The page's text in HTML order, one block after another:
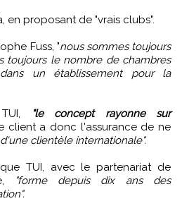
en proposant de "vrais clubs".
Fuss, "nous sommes toujours
toujours le nombre de chambres
un établissement pour la
"le concept rayonne sur
client a donc l'assurance de ne
clientèle internationale".
TUI, avec le partenariat de
"forme depuis dix ans des